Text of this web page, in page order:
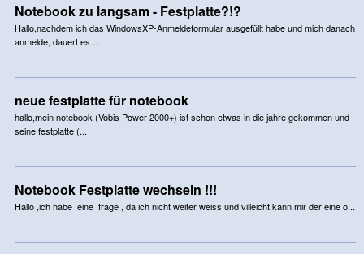
Notebook zu langsam - Festplatte?!?
Hallo,nachdem ich das WindowsXP-Anmeldeformular ausgefüllt habe und mich danach
anmelde, dauert es ...
neue festplatte für notebook
hallo,mein notebook (Vobis Power 2000+) ist schon etwas in die jahre gekommen und
seine festplatte (...
Notebook Festplatte wechseln !!!
Hallo ,ich habe eine frage , da ich nicht weiter weiss und villeicht kann mir der eine o...